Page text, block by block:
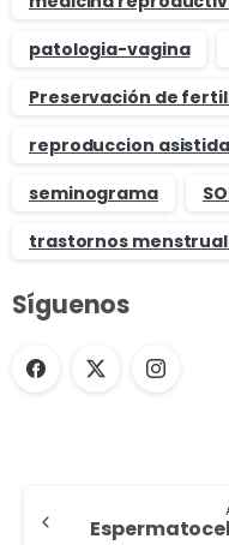
patologia-vagina
Preservación de
reproduccion asistida
seminograma
trastornos
Síguenos